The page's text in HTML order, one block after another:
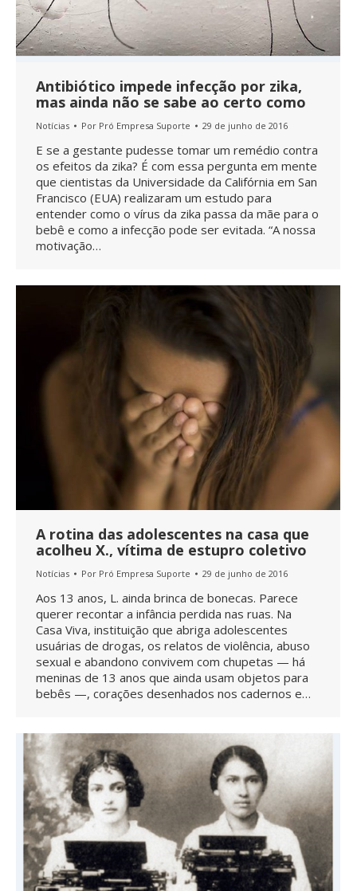
Antibiótico impede infecção por zika,
mas ainda não se sabe ao certo como
Notícias Por Pró Empresa Suporte 29 de junho de 2016
E se a gestante pudesse tomar um remédio contra
os efeitos da zika? É com essa pergunta em mente
que cientistas da Universidade da Califórnia em San
Francisco (EUA) realizaram um estudo para
entender como o vírus da zika passa da mãe para o
bebê e como a infecção pode ser evitada. “A nossa
motivação…
A rotina das adolescentes na casa que
acolheu X., vítima de estupro coletivo
Notícias Por Pró Empresa Suporte 29 de junho de 2016
Aos 13 anos, L. ainda brinca de bonecas. Parece
querer recontar a infância perdida nas ruas. Na
Casa Viva, instituição que abriga adolescentes
usuárias de drogas, os relatos de violência, abuso
sexual e abandono convivem com chupetas — há
meninas de 13 anos que ainda usam objetos para
bebês —, corações desenhados nos cadernos e…